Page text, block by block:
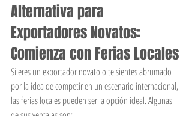
Alternativa para
Exportadores Novatos:
Comienza con Ferias Locales
Si eres un exportador novato o te sientes abrumado
por la idea de competir en un escenario internacional,
las ferias locales pueden ser la opción ideal. Algunas